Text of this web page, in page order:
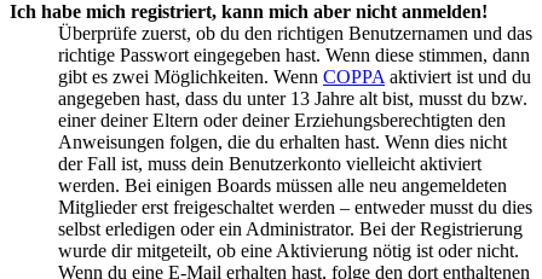
Ich habe mich registriert, kann mich aber nicht anmelden!
Überprüfe zuerst, ob du den richtigen Benutzernamen und das
richtige Passwort eingegeben hast. Wenn diese stimmen, dann
gibt es zwei Möglichkeiten. Wenn COPPA aktiviert ist und du
angegeben hast, dass du unter 13 Jahre alt bist, musst du bzw.
einer deiner Eltern oder deiner Erziehungsberechtigten den
Anweisungen folgen, die du erhalten hast. Wenn dies nicht
der Fall ist, muss dein Benutzerkonto vielleicht aktiviert
werden. Bei einigen Boards müssen alle neu angemeldeten
Mitglieder erst freigeschaltet werden – entweder musst du dies
selbst erledigen oder ein Administrator. Bei der Registrierung
wurde dir mitgeteilt, ob eine Aktivierung nötig ist oder nicht.
Wenn du eine E-Mail erhalten hast, folge den dort enthaltenen